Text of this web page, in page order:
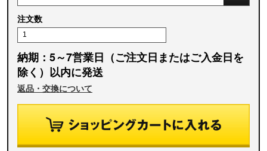
注文数
納期：5～7営業日（ご注文日またはご入金日を
除く）以内に発送
返品・交換について